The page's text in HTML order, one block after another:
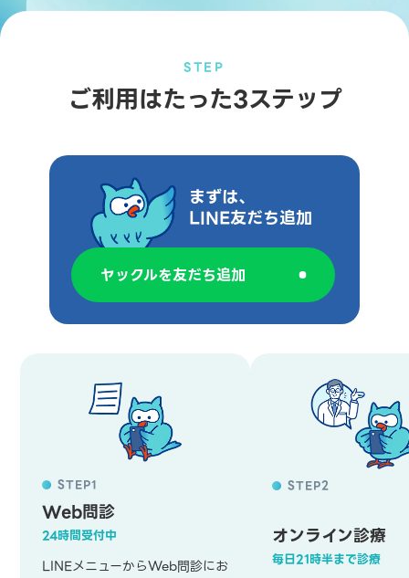
STEP
ご利用はたった3ステップ
まずは、
LINE友だち追加
ヤックルを友だち追加
STEP1
Web問診
24時間受付中
LINEメニューからWeb問診にお
STEP2
オンライン診療
毎日21時半まで診療